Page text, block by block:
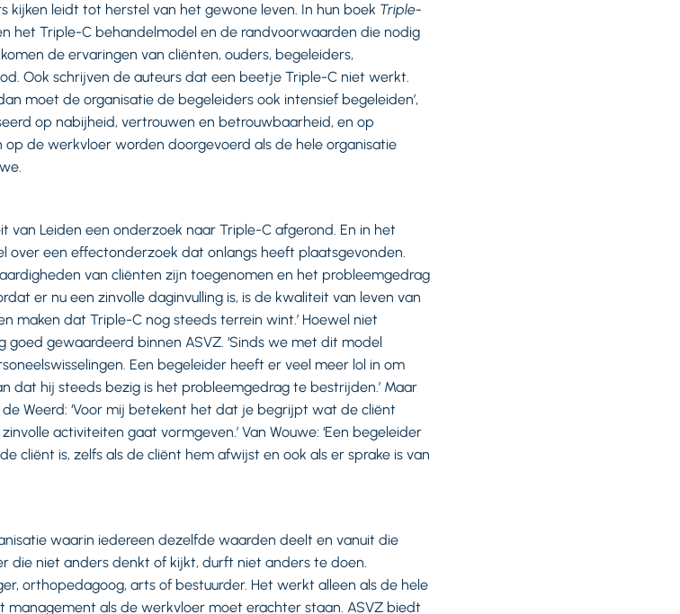
leidt tot herstel van het gewone leven. In hun boek Triple-
het Triple-C behandelmodel en de randvoorwaarden die nodig
de ervaringen van cliënten, ouders, begeleiders,
Ook schrijven de auteurs dat een beetje Triple-C niet werkt.
moet de organisatie de begeleiders ook intensief begeleiden’,
op nabijheid, vertrouwen en betrouwbaarheid, en op
de werkvloer worden doorgevoerd als de hele organisatie
van Leiden een onderzoek naar Triple-C afgerond. En in het
over een effectonderzoek dat onlangs heeft plaatsgevonden.
van cliënten zijn toegenomen en het probleemgedrag
er nu een zinvolle daginvulling is, is de kwaliteit van leven van
maken dat Triple-C nog steeds terrein wint.’ Hoewel niet
gewaardeerd binnen ASVZ. ‘Sinds we met dit model
Een begeleider heeft er veel meer lol in om
dat hij steeds bezig is het probleemgedrag te bestrijden.’ Maar
Weerd: ‘Voor mij betekent het dat je begrijpt wat de cliënt
activiteiten gaat vormgeven.’ Van Wouwe: ‘Een begeleider
cliënt is, zelfs als de cliënt hem afwijst en ook als er sprake is van
waarin iedereen dezelfde waarden deelt en vanuit die
die niet anders denkt of kijkt, durft niet anders te doen.
orthopedagoog, arts of bestuurder. Het werkt alleen als de hele
management als de werkvloer moet erachter staan. ASVZ biedt